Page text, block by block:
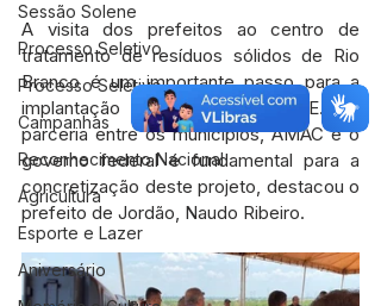
Sessão Solene
Processo Seletivo
Processo Seletivo
Campanhas
Reconhecimento Nacional
Agricultura
Esporte e Lazer
Aniversário
A visita dos prefeitos ao centro de
tratamento de resíduos sólidos de Rio
Branco é um importante passo para a
implantação do CINRESO-ACRE. A
parceria entre os municípios, AMAC e o
governo federal é fundamental para a
concretização deste projeto, destacou o
prefeito de Jordão, Naudo Ribeiro.